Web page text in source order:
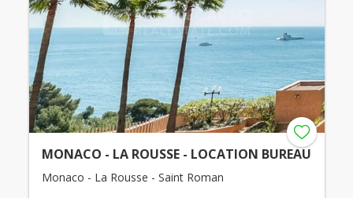
MONACO - LA ROUSSE - LOCATION BUREAU
Monaco - La Rousse - Saint Roman